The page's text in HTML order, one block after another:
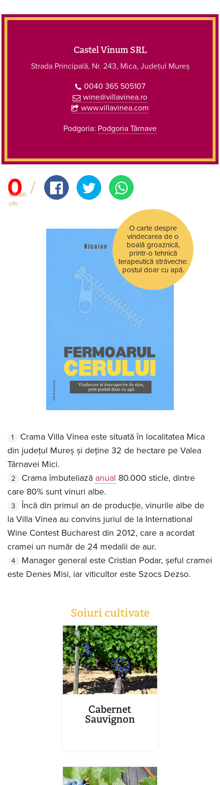
Castel Vinum SRL
Strada Principală, Nr. 243, Mica, Județul Mureș
0040 365 505107
wine@villavinea.ro
www.villavinea.com
Podgoria: Podgoria Târnave
0
SHARE-
URI
O carte despre
vindecarea de o
boală groaznică,
printr-o tehnică
terapeutică străveche:
postul doar cu apă.
Crama Villa Vinea este situată în localitatea Mica
din județul Mureș și deține 32 de hectare pe Valea
Târnavei Mici.
Crama îmbuteliază anual 80.000 sticle, dintre
care 80% sunt vinuri albe.
Încă din primul an de producţie, vinurile albe de
la Villa Vinea au convins juriul de la International
Wine Contest Bucharest din 2012, care a acordat
cramei un număr de 24 medalii de aur.
Manager general este Cristian Podar, șeful cramei
este Denes Misi, iar viticultor este Szocs Dezso.
Soiuri cultivate
Cabernet
Sauvignon